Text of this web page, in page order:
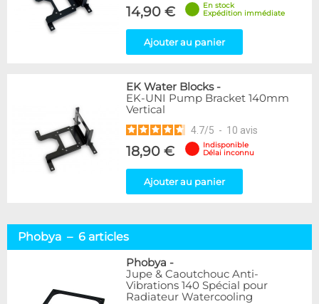
14,90 €
En stock
Expédition immédiate
Ajouter au panier
EK Water Blocks-
EK-UNI Pump Bracket 140mm
Vertical
4.7/5 - 10 avis
18,90 €
Indisponible
Délai inconnu
Ajouter au panier
Phobya – 6 articles
Phobya -
Jupe & Caoutchouc Anti-
Vibrations 140 Spécial pour
Radiateur Watercooling